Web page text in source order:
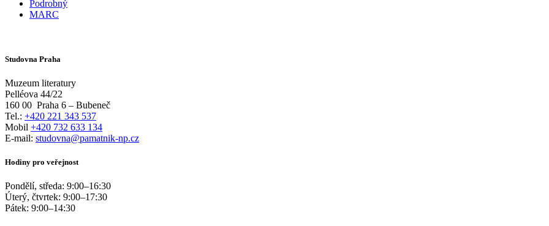
Podrobný
MARC
Studovna Praha
Muzeum literatury
Pelléova 44/22
160 00 Praha 6 – Bubeneč
Tel.: +420 221 343 537
Mobil +420 732 633 134
E-mail: studovna@pamatnik-np.cz
Hodiny pro veřejnost
Pondělí, středa: 9:00–16:30
Úterý, čtvrtek: 9:00–17:30
Pátek: 9:00–14:30